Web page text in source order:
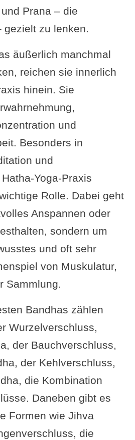
Prana – die
gezielt zu lenken.
äußerlich manchmal
reichen sie innerlich
hinein. Sie
und
Besonders in
und
Yoga-Praxis
Rolle. Dabei geht
Anspannen oder
sondern um
und oft sehr
von Muskulatur,
Sammlung.
Bandhas zählen
Wurzelverschluss,
der Bauchverschluss,
der Kehlverschluss,
die Kombination
Daneben gibt es
Formen wie Jihva
die